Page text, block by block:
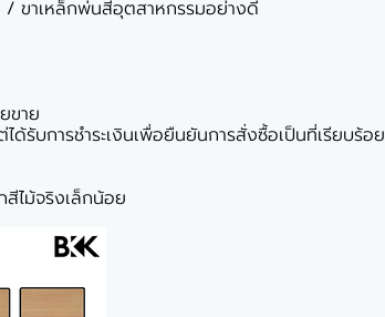
/ ขาเหล็กพ่นสีอุตสาหกรรมอย่างดี
ขาย
ด้รับการชำระเงินเพื่อยืนยันการสั่งซื้อเป็นที่เรียบร้อ
ไม้จริงเล็กน้อย